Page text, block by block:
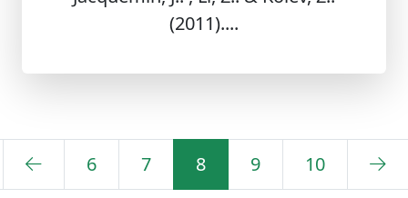
(2011)....
6 7 8 9 10